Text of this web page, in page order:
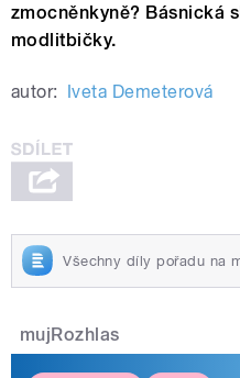
zmocněnkyně? Básnická
modlitbičky.
autor: Iveta Demeterová
Všechny díly pořadu na
mujRozhlas